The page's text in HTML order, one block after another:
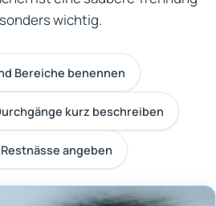
wichtig.
Bereiche benennen
kurz beschreiben
angeben